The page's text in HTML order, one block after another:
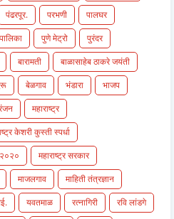
पंढरपूर. परभणी
पालघर
पुणे मेट्रो
पुरंदर
बारामती
बाळासाहेब ठाकरे जयंती
बेळगाव भंडारा
भाजप
महाराष्ट्र
केशरी कुस्ती स्पर्धा
२०२०
महाराष्ट्र सरकार
माजलगाव
माहिती तंत्रज्ञान
यवतमाळ रत्नागिरी
रवि लांडगे